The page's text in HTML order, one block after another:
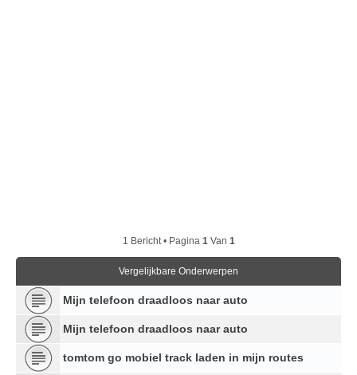
1 Bericht • Pagina 1 Van 1
Vergelijkbare Onderwerpen
Mijn telefoon draadloos naar auto
Mijn telefoon draadloos naar auto
tomtom go mobiel track laden in mijn routes